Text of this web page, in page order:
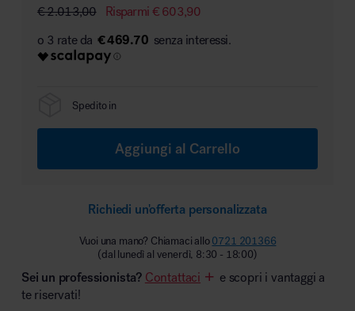
MillerKnoll
€2.013,00 Risparmi €603,90
€ 469.70
Spedito in
Aggiungi al Carrello
Richiedi un'offerta personalizzata
Vuoi una mano? Chiamaci allo0721 201366
(dal lunedì al venerdì, 8:30 - 18:00)
Sei un professionista? Contattaci
e scopri i vantaggi a
te riservati!